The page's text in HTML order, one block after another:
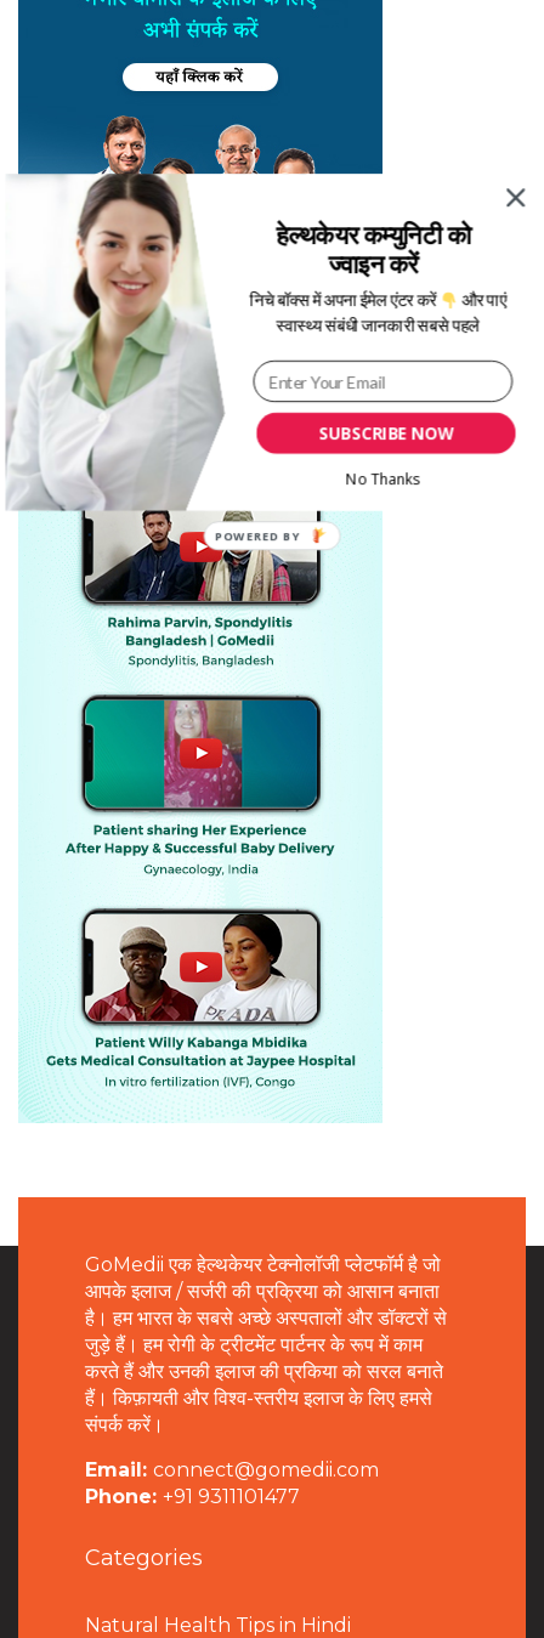
GoMedii एक हेल्थकेयर टेक्नोलॉजी प्लेटफॉर्म है जो
आपके इलाज / सर्जरी की प्रक्रिया को आसान बनाता
है। हम भारत के सबसे अच्छे अस्पतालों और डॉक्टरों से
जुड़े हैं। हम रोगी के ट्रीटमेंट पार्टनर के रूप में काम
करते हैं और उनकी इलाज की प्रकिया को सरल बनाते
हैं। किफ़ायती और विश्व-स्तरीय इलाज के लिए हमसे
संपर्क करें।
Email: connect@gomedii.com
Phone: +91 9311101477
Categories
Natural Health Tips in Hindi
SUBSCRIBE NOW
हेल्थकेयर कम्युनिटी को
ज्वाइन करें
निचे बॉक्स में अपना ईमेल एंटर करें और पाएं
स्वास्थ्य संबंधी जानकारी सबसे पहले
No Thanks
POWERED BY